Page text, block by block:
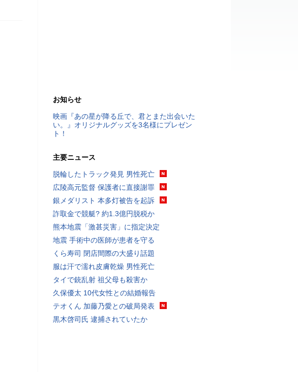
お知らせ
映画『あの星が降る丘で、君とまた出会いた
い。』オリジナルグッズを3名様にプレゼン
ト！
主要ニュース
脱輪したトラック発見 男性死亡
広陵高元監督 保護者に直接謝罪
銀メダリスト 本多灯被告を起訴
詐取金で競艇? 約1.3億円脱税か
熊本地震「激甚災害」に指定決定
地震 手術中の医師が患者を守る
くら寿司 閉店間際の大盛り話題
服は汗で濡れ皮膚乾燥 男性死亡
タイで銃乱射 祖父母も殺害か
久保優太 10代女性との結婚報告
テオくん 加藤乃愛との破局発表
黒木啓司氏 逮捕されていたか